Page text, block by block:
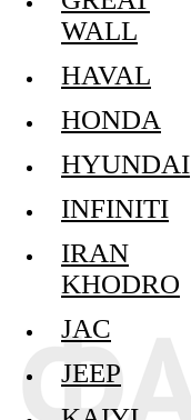
WALL
HAVAL
HONDA
HYUNDAI
INFINITI
IRAN
KHODRO
JAC
JEEP